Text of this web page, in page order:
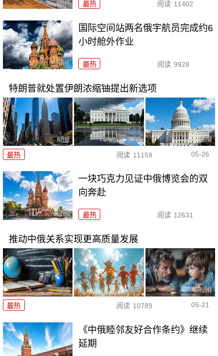
最热 阅读 11402
国际空间站两名俄宇航员完成约6
小时舱外作业
最热 阅读 9928
特朗普就处置伊朗浓缩铀提出新选项
最热 阅读 11159 05-26
一块巧克力见证中俄博览会的双
向奔赴
最热 阅读 12631
推动中俄关系实现更高质量发展
最热 阅读 10789 05-21
《中俄睦邻友好合作条约》继续
延期